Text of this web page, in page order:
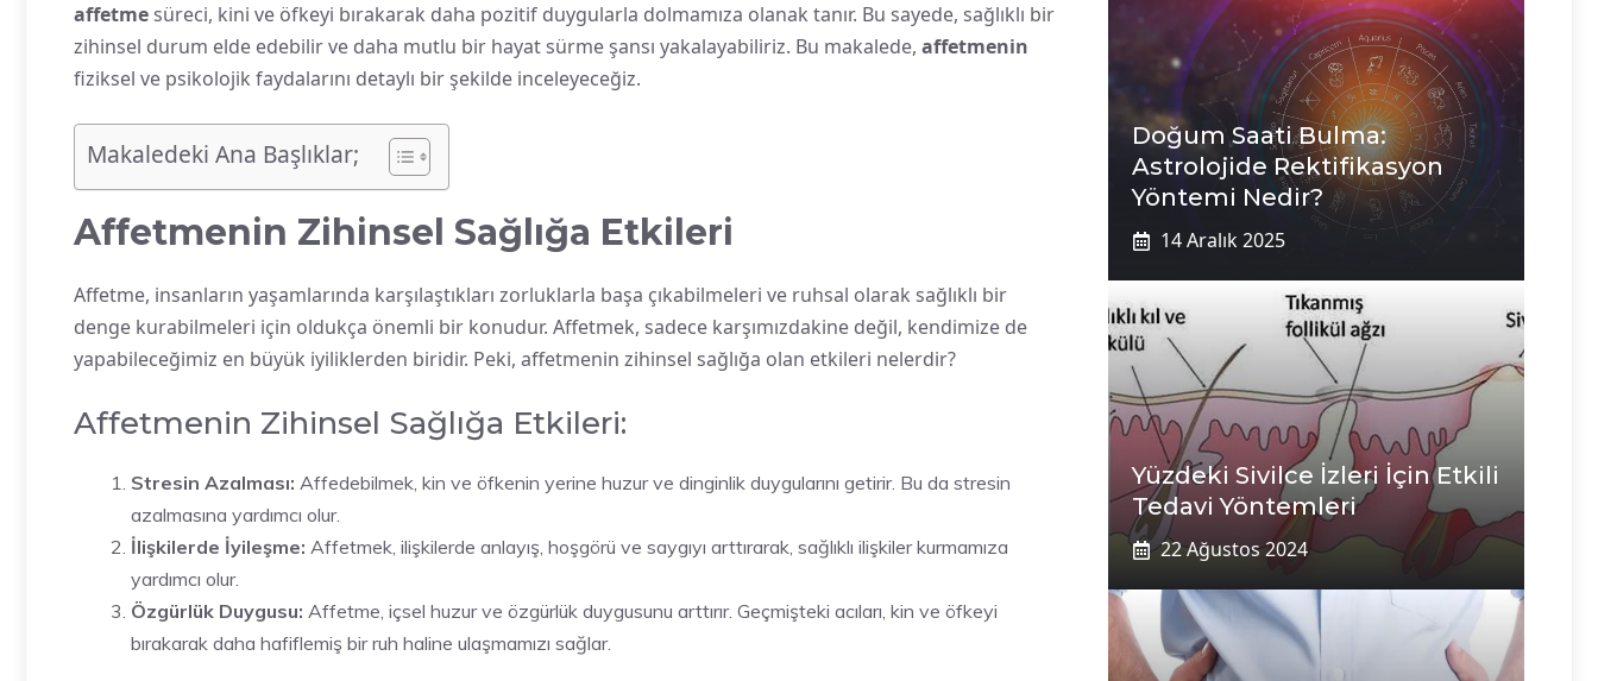
affetmesüreci, kini ve öfkeyi bırakarak daha pozitif duygularla dolmamıza olanak tanır. Bu sayede, sağlıklı bir
zihinsel durum elde edebilir ve daha mutlu bir hayat sürme şansı yakalayabiliriz. Bu makalede, affetmenin
fiziksel ve psikolojik faydalarını detaylı bir şekilde inceleyeceğiz.
Makaledeki Ana Başlıklar;
Affetmenin Zihinsel Sağlığa Etkileri
Affetme, insanların yaşamlarında karşılaştıkları zorluklarla başa çıkabilmeleri ve ruhsal olarak sağlıklı bir
denge kurabilmeleri için oldukça önemli bir konudur. Affetmek, sadece karşımızdakine değil, kendimize de
yapabileceğimiz en büyük iyiliklerden biridir. Peki, affetmenin zihinsel sağlığa olan etkileri nelerdir?
Affetmenin Zihinsel Sağlığa Etkileri:
Stresin Azalması: Affedebilmek, kin ve öfkenin yerine huzur ve dinginlik duygularını getirir. Bu da stresin
azalmasına yardımcı olur.
İlişkilerde İyileşme: Affetmek, ilişkilerde anlayış, hoşgörü ve saygıyı arttırarak, sağlıklı ilişkiler kurmamıza
yardımcı olur.
Özgürlük Duygusu: Affetme, içsel huzur ve özgürlük duygusunu arttırır. Geçmişteki acıları, kin ve öfkeyi
bırakarak daha hafiflemiş bir ruh haline ulaşmamızı sağlar.
Doğum Saati Bulma:
Astrolojide Rektifikasyon
Yöntemi Nedir?
14 Aralık 2025
Yüzdeki Sivilce İzleri İçin Etkili
Tedavi Yöntemleri
22 Ağustos 2024